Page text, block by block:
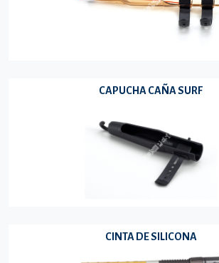
CAPUCHA CAÑA SURF
CINTA DE SILICONA